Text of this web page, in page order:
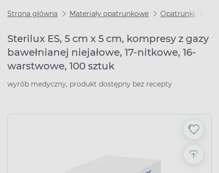
Strona główna Materiały opatrunkowe Opatrunki
Sterilux ES, 5 cm x 5 cm, kompresy z gazy
bawełnianej niejałowe, 17-nitkowe, 16-
warstwowe, 100 sztuk
wyrób medyczny, produkt dostępny bez recepty